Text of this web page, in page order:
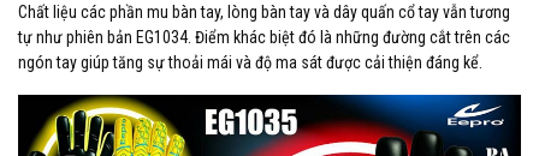
Chất liệu các phần mu bàn tay, lòng bàn tay và dây quấn cổ tay vẫn tương
tự như phiên bản EG1034. Điểm khác biệt đó là những đường cắt trên các
ngón tay giúp tăng sự thoải mái và độ ma sát được cải thiện đáng kể.